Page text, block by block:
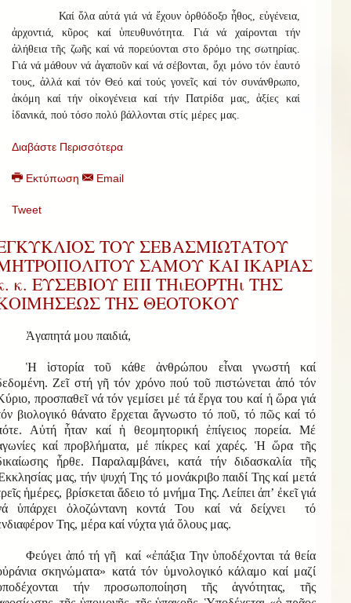
Καί ὅλα αὐτά γιά νά ἔχουν ὀρθόδοξο ἦθος, εὐγένεια,
ἀρχοντιά, κῦρος καί ὑπευθυνότητα. Γιά νά χαίρονται τήν
ἀλήθεια τῆς ζωῆς καί νά πορεύονται στο δρόμο της σωτηρίας.
Γιά νά μάθουν νά ἀγαποῦν καί νά σέβονται, ὄχι μόνο τόν ἑαυτό
τους, ἀλλά καί τόν Θεό καί τούς γονεῖς καί τόν συνάνθρωπο,
ἀκόμη καί τήν οἰκογένεια καί τήν Πατρίδα μας, ἀξίες καί
ἰδανικά, πού τόσο πολύ βάλλονται στίς μέρες μας.
Διαβάστε Περισσότερα
Εκτύπωση Email
Tweet
ΤΟΥ ΣΕΒΑΣΜΙΩΤΑΤΟΥ
ΣΑΜΟΥ ΚΑΙ ΙΚΑΡΙΑΣ
κ. ΕΥΣΕΒΙΟΥ ΕΠΙ ΤΗιΕΟΡΤΗι ΤΗΣ
ΤΗΣ ΘΕΟΤΟΚΟΥ
Ἀγαπητά μου παιδιά,
Ἡ ἱστορία τοῦ κάθε ἀνθρώπου εἶναι γνωστή καί
Ζεῖ στή γῆ τόν χρόνο πού τοῦ πιστώνεται ἀπό τόν
προσπαθεῖ νά τόν γεμίσει μέ τά ἔργα του καί ἡ ὥρα γιά
βιολογικό θάνατο ἔρχεται ἄγνωστο τό ποῦ, τό πῶς καί τό
Αὐτή ἦταν καί ἡ θεομητορική ἐπίγειος πορεία. Μέ
καί προβλήματα, μέ πίκρες καί χαρές. Ἡ ὥρα τῆς
ἦρθε. Παραλαμβάνει, κατά τήν διδασκαλία τῆς
μας, τήν ψυχή Της τό μονάκριβο παιδί Της καί μετά
ἡμέρες, βρίσκεται ἄδειο τό μνήμα Της. Λείπει ἀπ’ ἐκεῖ γιά
ὑπάρχει ὁλοζώντανη κοντά Του καί νά δείχνει τό
Της, μέρα καί νύχτα γιά ὅλους μας.
Φεύγει ἀπό τή γῆ καί «ἐπάξια Την ὑποδέχονται τά θεία
σκηνώματα» κατά τόν ὑμνολογικό κάλαμο καί μαζί
τήν προσωποποίηση τῆς ἁγνότητας, τῆς